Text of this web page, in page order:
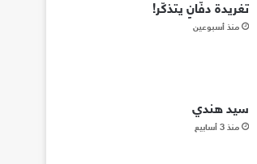
تغريدة دفّانٍ يتذكّر!
منذ أسبوعين
سيد هندي
منذ 3 أسابيع